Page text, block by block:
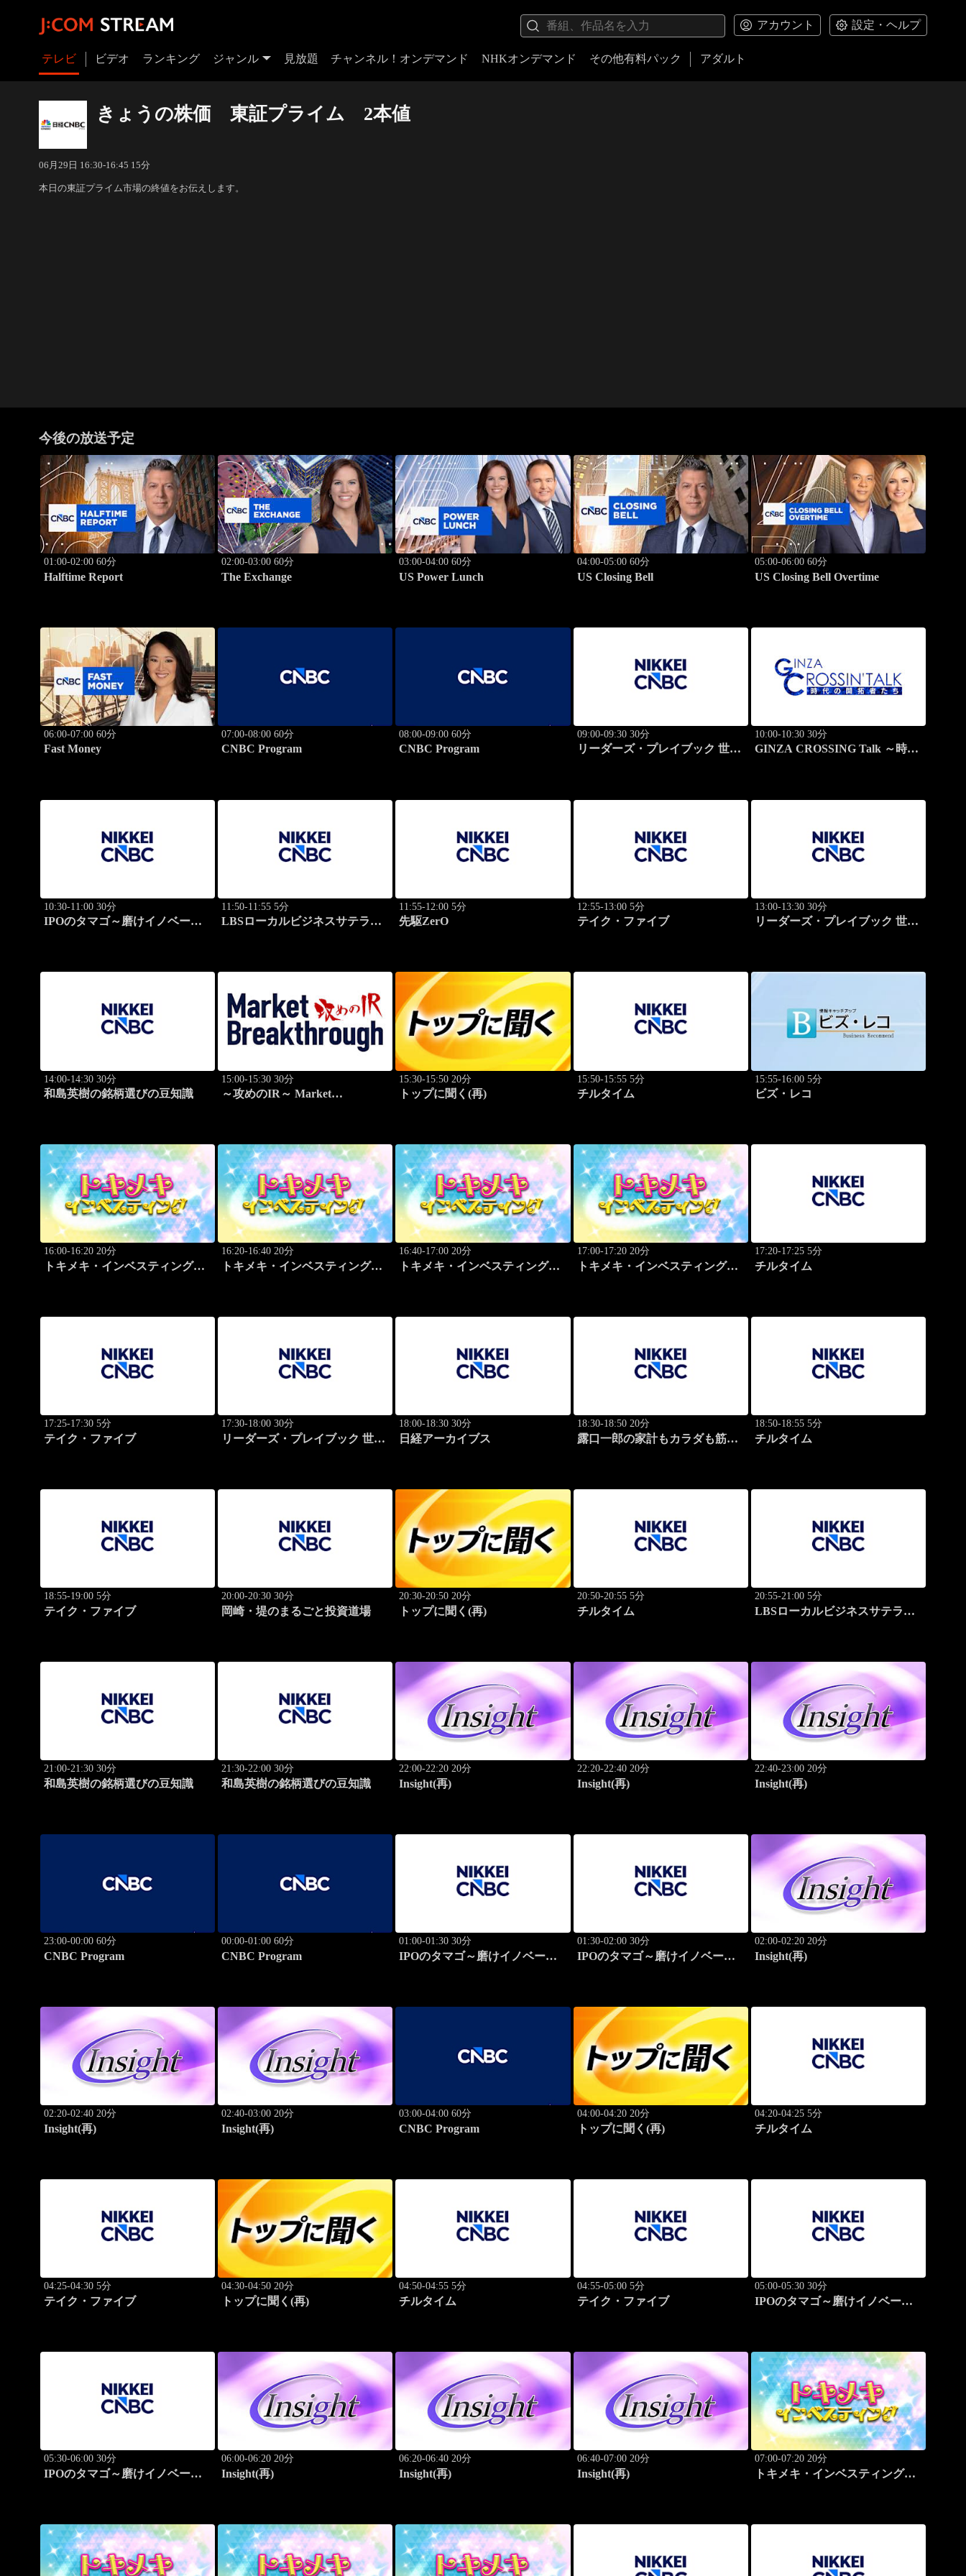
アカウント 設定・ヘルプ
テレビ ビデオ ランキング ジャンル 見放題 チャンネル！オンデマンド NHKオンデマンド その他有料パック アダルト
きょうの株価 東証プライム 2本値
06月29日 16:30-16:45 15分
本日の東証プライム市場の終値をお伝えします。
今後の放送予定
01:00-02:00 60分
Halftime Report
02:00-03:00 60分
The Exchange
03:00-04:00 60分
US Power Lunch
04:00-05:00 60分
US Closing Bell
05:00-06:00 60分
US Closing Bell Overtime
06:00-07:00 60分
Fast Money
07:00-08:00 60分
CNBC Program
08:00-09:00 60分
CNBC Program
09:00-09:30 30分
リーダーズ・プレイブック 世界
10:00-10:30 30分
GINZA CROSSING Talk ～時代
10:30-11:00 30分
IPOのタマゴ～磨けイノベーシ
11:50-11:55 5分
LBSローカルビジネスサテライ
11:55-12:00 5分
先駆ZerO
12:55-13:00 5分
テイク・ファイブ
13:00-13:30 30分
リーダーズ・プレイブック 世界
14:00-14:30 30分
和島英樹の銘柄選びの豆知識
15:00-15:30 30分
～攻めのIR～ Market
15:30-15:50 20分
トップに聞く(再)
15:50-15:55 5分
チルタイム
15:55-16:00 5分
ビズ・レコ
16:00-16:20 20分
トキメキ・インベスティング・
16:20-16:40 20分
トキメキ・インベスティング・
16:40-17:00 20分
トキメキ・インベスティング・
17:00-17:20 20分
トキメキ・インベスティング・
17:20-17:25 5分
チルタイム
17:25-17:30 5分
テイク・ファイブ
17:30-18:00 30分
リーダーズ・プレイブック 世界
18:00-18:30 30分
日経アーカイブス
18:30-18:50 20分
露口一郎の家計もカラダも筋肉
18:50-18:55 5分
チルタイム
18:55-19:00 5分
テイク・ファイブ
20:00-20:30 30分
岡崎・堤のまるごと投資道場
20:30-20:50 20分
トップに聞く(再)
20:50-20:55 5分
チルタイム
20:55-21:00 5分
LBSローカルビジネスサテライ
21:00-21:30 30分
和島英樹の銘柄選びの豆知識
21:30-22:00 30分
和島英樹の銘柄選びの豆知識
22:00-22:20 20分
Insight(再)
22:20-22:40 20分
Insight(再)
22:40-23:00 20分
Insight(再)
23:00-00:00 60分
CNBC Program
00:00-01:00 60分
CNBC Program
01:00-01:30 30分
IPOのタマゴ～磨けイノベーシ
01:30-02:00 30分
IPOのタマゴ～磨けイノベーシ
02:00-02:20 20分
Insight(再)
02:20-02:40 20分
Insight(再)
02:40-03:00 20分
Insight(再)
03:00-04:00 60分
CNBC Program
04:00-04:20 20分
トップに聞く(再)
04:20-04:25 5分
チルタイム
04:25-04:30 5分
テイク・ファイブ
04:30-04:50 20分
トップに聞く(再)
04:50-04:55 5分
チルタイム
04:55-05:00 5分
テイク・ファイブ
05:00-05:30 30分
IPOのタマゴ～磨けイノベーシ
05:30-06:00 30分
IPOのタマゴ～磨けイノベーシ
06:00-06:20 20分
Insight(再)
06:20-06:40 20分
Insight(再)
06:40-07:00 20分
Insight(再)
07:00-07:20 20分
トキメキ・インベスティング・